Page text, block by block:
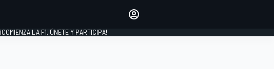
INICIAR SESIÓN
¡COMIENZA LA F1, ÚNETE Y PARTICIPA!